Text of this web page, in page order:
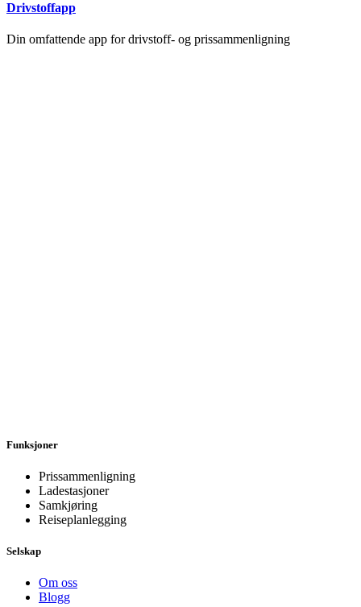
Drivstoffapp
Din omfattende app for drivstoff- og prissammenligning
Funksjoner
Prissammenligning
Ladestasjoner
Samkjøring
Reiseplanlegging
Selskap
Om oss
Blogg